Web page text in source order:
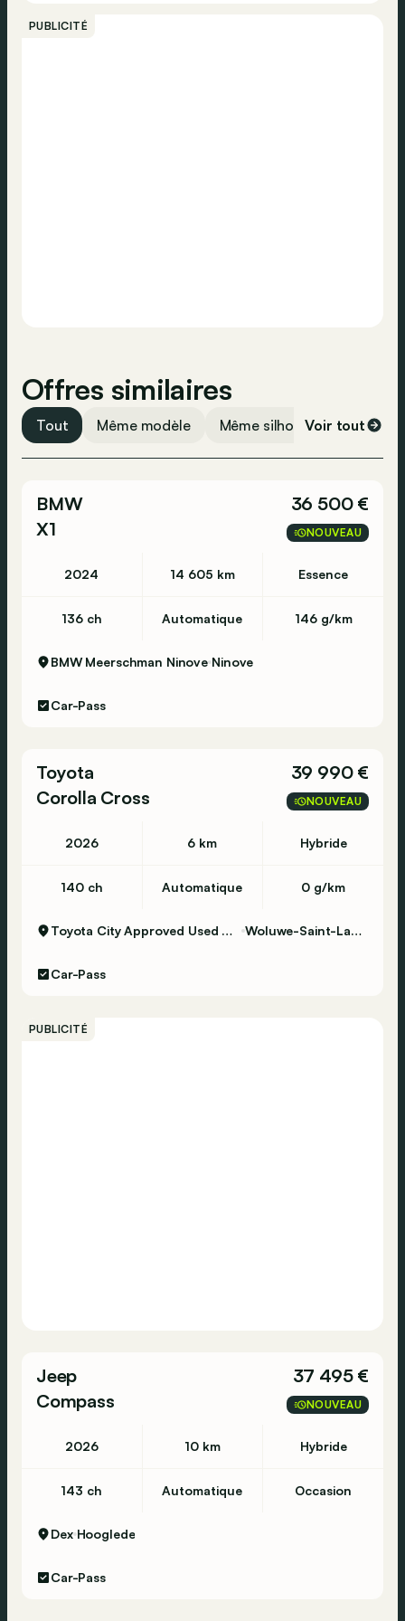
Norme Euro
PUBLICITÉ
Offres similaires
Tout Même modèle Même silhouette Même
Voir tout
BMW
X1
36 500 €
NOUVEAU
2024 14 605 km Essence
136 ch Automatique 146 g/km
BMW Meerschman Ninove Ninove
Car-Pass
Toyota
Corolla Cross
39 990 €
NOUVEAU
2026 6 km Hybride
140 ch Automatique 0 g/km
Toyota City Approved Used Woluwe Woluwe-Saint-Lambert
Car-Pass
PUBLICITÉ
Jeep
Compass
37 495 €
NOUVEAU
2026 10 km Hybride
143 ch Automatique Occasion
Dex Hooglede
Car-Pass